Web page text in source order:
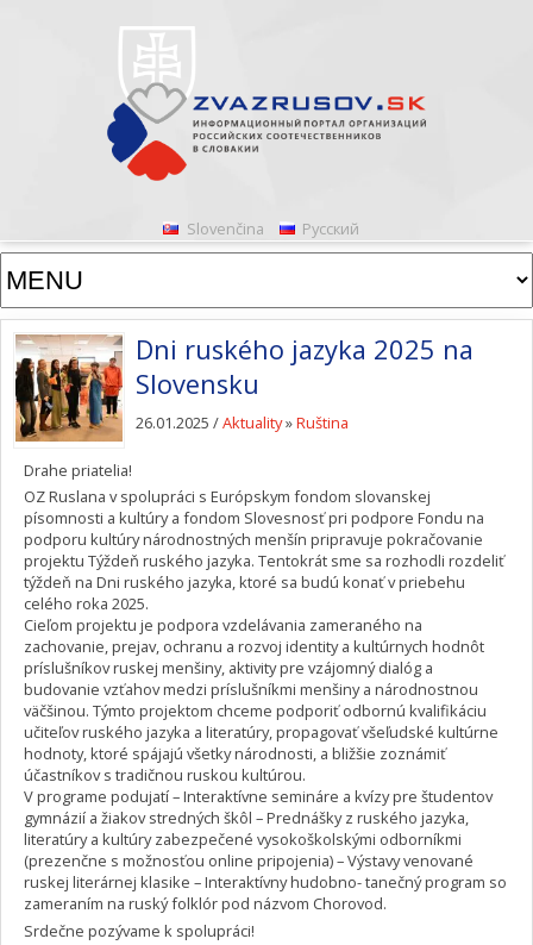
Slovenčina Русский
Dni ruského jazyka 2025 na
Slovensku
26.01.2025 /Aktuality»Ruština
Drahe priatelia!
OZ Ruslana v spolupráci s Európskym fondom slovanskej
písomnosti a kultúry a fondom Slovesnosť pri podpore Fondu na
podporu kultúry národnostných menšín pripravuje pokračovanie
projektu Týždeň ruského jazyka. Tentokrát sme sa rozhodli rozdeliť
týždeň na Dni ruského jazyka, ktoré sa budú konať v priebehu
celého roka 2025.
Cieľom projektu je podpora vzdelávania zameraného na
zachovanie, prejav, ochranu a rozvoj identity a kultúrnych hodnôt
príslušníkov ruskej menšiny, aktivity pre vzájomný dialóg a
budovanie vzťahov medzi príslušníkmi menšiny a národnostnou
väčšinou. Týmto projektom chceme podporiť odbornú kvalifikáciu
učiteľov ruského jazyka a literatúry, propagovať všeľudské kultúrne
hodnoty, ktoré spájajú všetky národnosti, a bližšie zoznámiť
účastníkov s tradičnou ruskou kultúrou.
V programe podujatí – Interaktívne semináre a kvízy pre študentov
gymnázií a žiakov stredných škôl – Prednášky z ruského jazyka,
literatúry a kultúry zabezpečené vysokoškolskými odborníkmi
(prezenčne s možnosťou online pripojenia) – Výstavy venované
ruskej literárnej klasike – Interaktívny hudobno- tanečný program so
zameraním na ruský folklór pod názvom Chorovod.
Srdečne pozývame k spolupráci!